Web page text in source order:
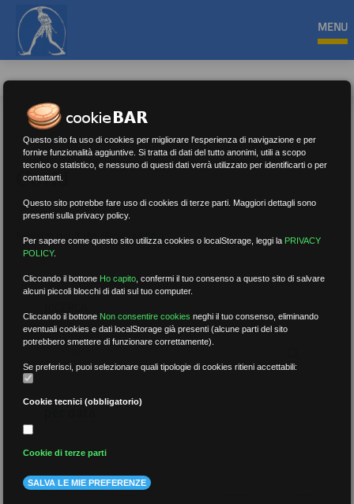
MENU
Covid
Nessun risultato.Rimuovi filtri
per data
Questo sito fa uso di cookies per migliorare l'esperienza di navigazione e per
fornire funzionalità aggiuntive. Si tratta di dati del tutto anonimi, utili a scopo
tecnico o statistico, e nessuno di questi dati verrà utilizzato per identificarti o per
contattarti.
Questo sito potrebbe fare uso di cookies di terze parti. Maggiori dettagli sono
presenti sulla privacy policy.
Per sapere come questo sito utilizza cookies o localStorage, leggi la PRIVACY
POLICY.
Cliccando il bottone Ho capito ,confermi il tuo consenso a questo sito di salvare
alcuni piccoli blocchi di dati sul tuo computer.
Cliccando il bottone Non consentire cookies neghi il tuo consenso, eliminando
eventuali cookies e dati localStorage già presenti (alcune parti del sito
potrebbero smettere di funzionare correttamente).
Se preferisci, puoi selezionare quali tipologie di cookies ritieni accettabili:
Cookie tecnici (obbligatorio)
Cookie di terze parti
SALVA LE MIE PREFERENZE